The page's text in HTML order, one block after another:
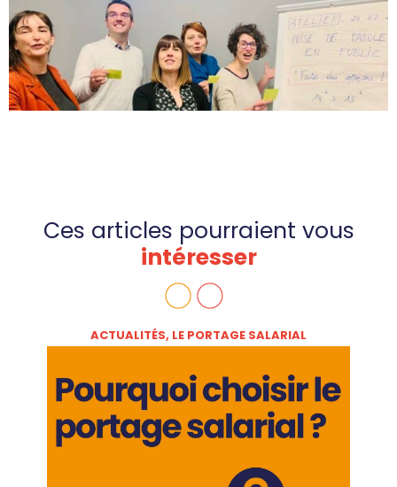
Ces articles pourraient vous
intéresser
ACTUALITÉS, LE PORTAGE SALARIAL